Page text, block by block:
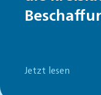
Jetzt lesen